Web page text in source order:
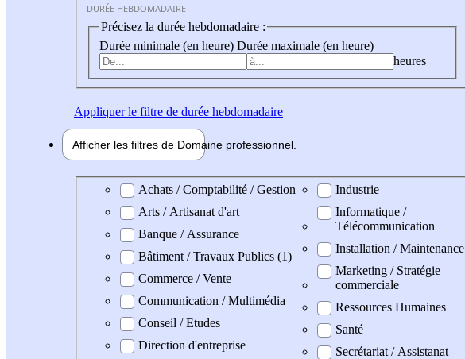
DURÉE HEBDOMADAIRE
Précisez la durée hebdomadaire :
Durée minimale (en heure) Durée maximale (en heure)
heures
Appliquerle filtre de durée hebdomadaire
Afficher les filtres de Domaine professionnel
Domaine professionel
Achats / Comptabilité / Gestion
Arts / Artisanat d'art
Banque / Assurance
Bâtiment / Travaux Publics (1)
Commerce / Vente
Communication / Multimédia
Conseil / Etudes
Direction d'entreprise
Industrie
Informatique /
Télécommunication
Installation / Maintenance
Marketing / Stratégie
commerciale
Ressources Humaines
Santé
Secrétariat / Assistanat